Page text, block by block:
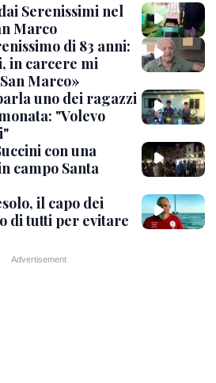
Serenissimi nel
Marco
di 83 anni:
in carcere mi
Marco»
uno dei ragazzi
"Volevo
con una
campo Santa
il capo dei
di tutti per evitare